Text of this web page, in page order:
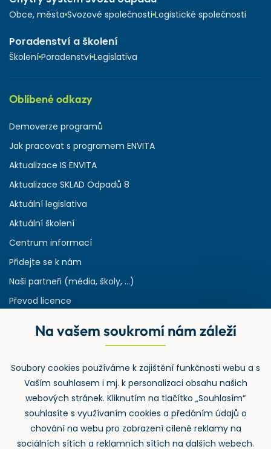
Obce, města Svozové společnosti Logistické společnosti
Poradenství a školení
Školení Poradenství Legislativa
Oblíbené odkazy
Demoverze programů
Jak pracovat s programem ENVITA
Aktualizace IS ENVITA
Aktualizace SKLAD Odpadů 8
Aktuální legislativa
Aktuální školení
Centrum informací
Přidejte se k nám
Naši partneři (média, školy, ...)
Převod licence
Rejstřík používaných zkratek v odpadech
Zpětný odběr
Na vašem soukromí nám záleží
Soubory cookies používáme k zajištění funkčnosti webu a s
Vaším souhlasem i mj. k personalizaci obsahu našich
webových stránek. Kliknutím na tlačítko „Souhlasím“
souhlasíte s využívaním cookies a předáním údajů o
chování na webu pro zobrazení cílené reklamy na
sociálních sítích a reklamních sítích na dalších webech.